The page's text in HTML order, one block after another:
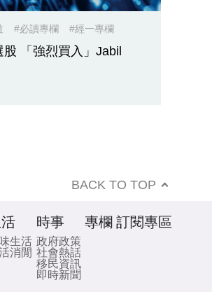
#必讀專欄 #經一專欄
「強烈買入」Jabil
BACK TO TOP
生活
消閒
時事
政府政策
社會熱話
移民資訊
即時新聞
專欄 訂閱專區